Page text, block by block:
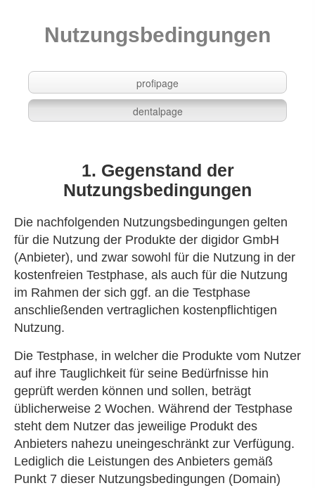
Nutzungsbedingungen
profipage
dentalpage
1. Gegenstand der
Nutzungsbedingungen
Die nachfolgenden Nutzungsbedingungen gelten
für die Nutzung der Produkte der digidor GmbH
(Anbieter), und zwar sowohl für die Nutzung in der
kostenfreien Testphase, als auch für die Nutzung
im Rahmen der sich ggf. an die Testphase
anschließenden vertraglichen kostenpflichtigen
Nutzung.
Die Testphase, in welcher die Produkte vom Nutzer
auf ihre Tauglichkeit für seine Bedürfnisse hin
geprüft werden können und sollen, beträgt
üblicherweise 2 Wochen. Während der Testphase
steht dem Nutzer das jeweilige Produkt des
Anbieters nahezu uneingeschränkt zur Verfügung.
Lediglich die Leistungen des Anbieters gemäß
Punkt 7 dieser Nutzungsbedingungen (Domain)